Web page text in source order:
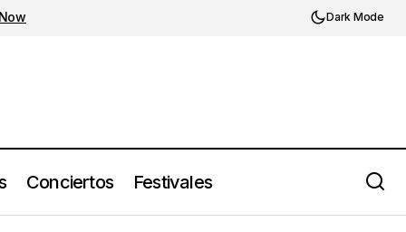
Dark Mode
Conciertos Festivales